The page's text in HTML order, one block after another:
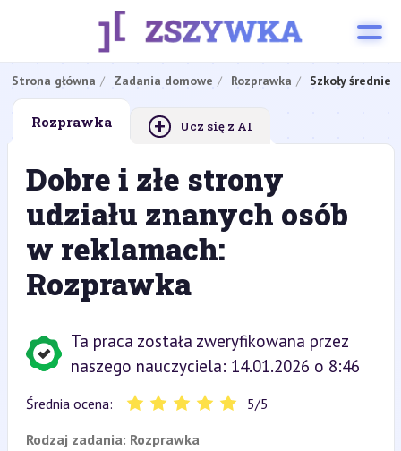
Strona główna Zadania domowe Rozprawka Szkoły średnie
Rozprawka + Ucz się z AI
Dobre i złe strony
udziału znanych osób
w reklamach:
Rozprawka
Ta praca została zweryfikowana przez
naszego nauczyciela: 14.01.2026 o 8:46
Średnia ocena: 5/5
Rodzaj zadania: Rozprawka